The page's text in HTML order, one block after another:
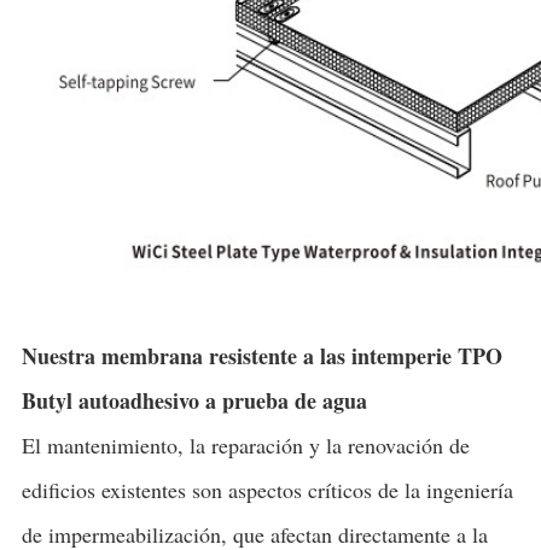
Nuestra membrana resistente a las intemperie TPO
Butyl autoadhesivo a prueba de agua
El mantenimiento, la reparación y la renovación de
edificios existentes son aspectos críticos de la ingeniería
de impermeabilización, que afectan directamente a la